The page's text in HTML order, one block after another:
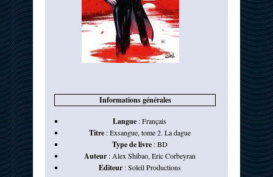
Informations générales
Langue :Français
Titre:Exsangue, tome 2. La dague
Type de livre:BD
Auteur: Alex Shibao, Eric Corbeyran
Editeur:Soleil Productions